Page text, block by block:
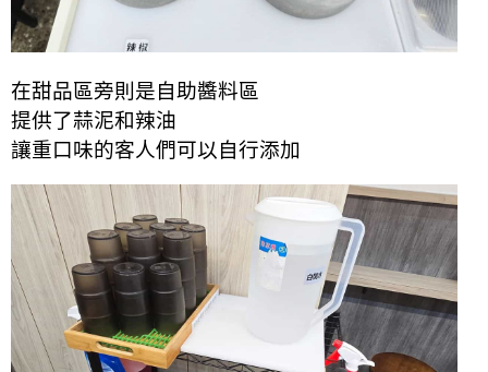
在甜品區旁則是自助醬料區
提供了蒜泥和辣油
讓重口味的客人們可以自行添加